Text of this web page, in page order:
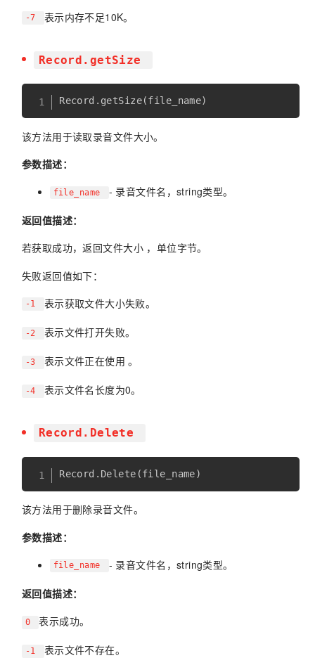
-7 表示内存不足10K。
Record.getSize
Record . getSize(file_name)
该方法用于读取录音文件大小。
参数描述：
file_name - 录音文件名，string类型。
返回值描述：
若获取成功，返回文件大小 ，单位字节。
失败返回值如下：
-1 表示获取文件大小失败。
-2 表示文件打开失败。
-3 表示文件正在使用 。
-4 表示文件名长度为0。
Record.Delete
Record . Delete (file_name)
该方法用于删除录音文件。
参数描述：
file_name - 录音文件名，string类型。
返回值描述：
0 表示成功。
-1 表示文件不存在。